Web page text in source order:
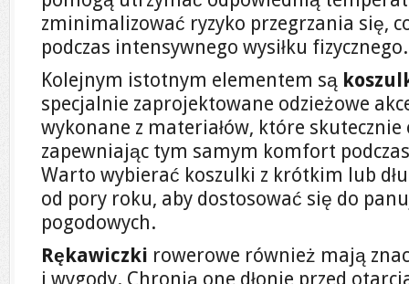
zminimalizować ryzyko przegrzania się,
podczas intensywnego wysiłku fizycznego.
Kolejnym istotnym elementem są
specjalnie zaprojektowane odzieżowe
wykonane z materiałów, które
zapewniając tym samym komfort
Warto wybierać koszulki z krótkim lub
od pory roku, aby dostosować się do
pogodowych.
Rękawiczki rowerowe również mają
i wygody. Chronią one dłonie przed